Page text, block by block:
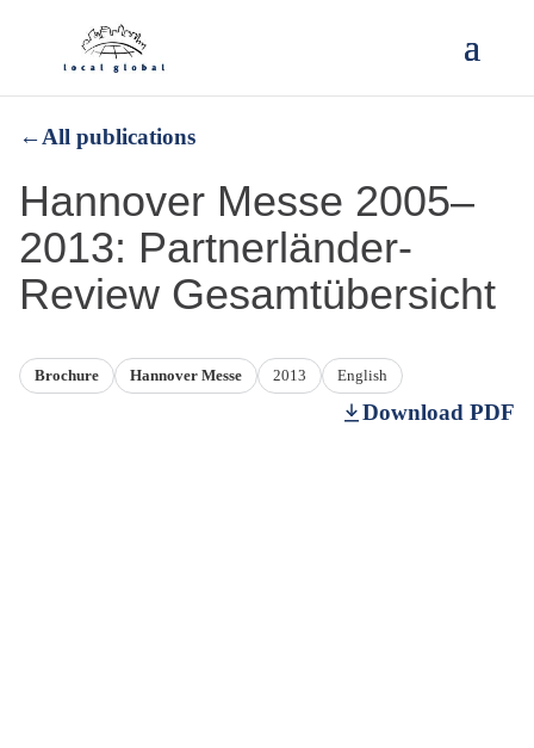
←All publications
Hannover Messe 2005–
2013: Partnerländer-
Review Gesamtübersicht
Brochure Hannover Messe 2013 English
Download PDF